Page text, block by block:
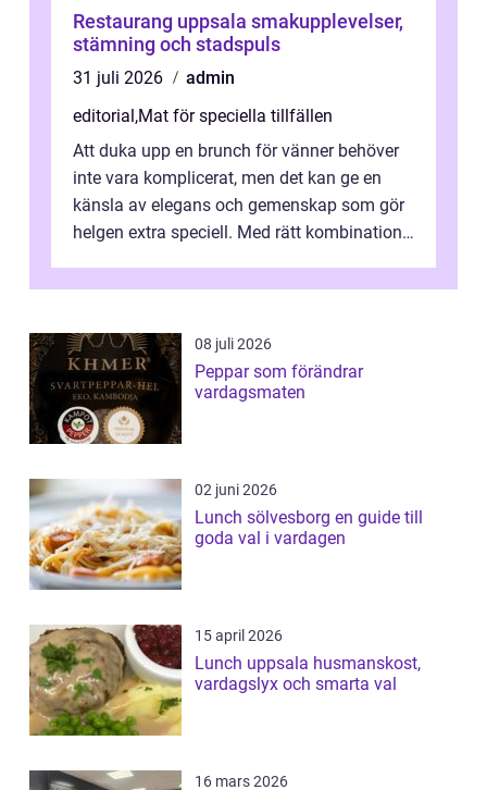
Restaurang uppsala smakupplevelser,
stämning och stadspuls
31 juli 2026
admin
editorial ,Mat för speciella tillfällen
Att duka upp en brunch för vänner behöver
inte vara komplicerat, men det kan ge en
känsla av elegans och gemenskap som gör
helgen extra speciell. Med rätt kombination
08 juli 2026
Peppar som förändrar
vardagsmaten
02 juni 2026
Lunch sölvesborg en guide till
goda val i vardagen
15 april 2026
Lunch uppsala husmanskost,
vardagslyx och smarta val
16 mars 2026